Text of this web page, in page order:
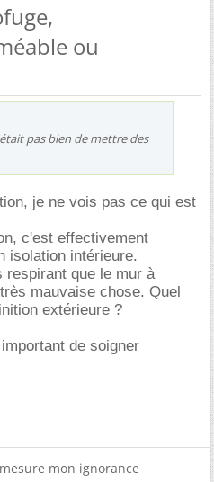
ou
pas bien de mettre des
je ne vois pas ce qui est
c'est effectivement
isolation intérieure.
respirant que le mur à
mauvaise chose. Quel
extérieure ?
de soigner
mon ignorance